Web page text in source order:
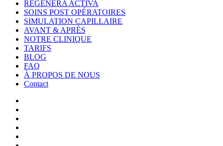
REGENERA ACTIVA
SOINS POST OPÉRATOIRES
SIMULATION CAPILLAIRE
AVANT & APRÈS
NOTRE CLINIQUE
TARIFS
BLOG
FAQ
À PROPOS DE NOUS
Contact